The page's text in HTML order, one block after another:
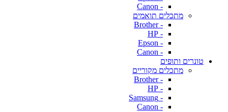
- Canon
מתכלים תואמים
- Brother
- HP
- Epson
- Canon
טונרים ותופים
מתכלים מקוריים
- Brother
- HP
- Samsung
- Canon